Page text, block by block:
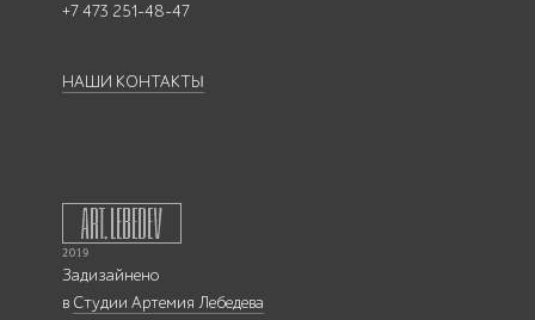
+7 473 251-48-47
НАШИ КОНТАКТЫ
Задизайнено
в Студии Артемия Лебедева